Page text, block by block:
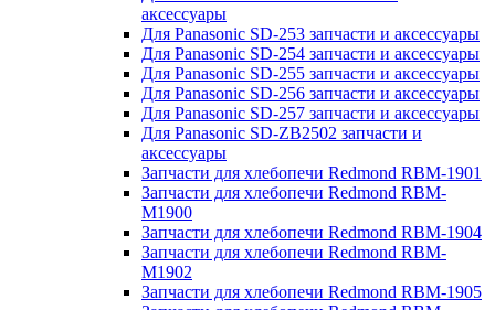
аксессуары
Для Panasonic SD-253 запчасти и аксессуары
Для Panasonic SD-254 запчасти и аксессуары
Для Panasonic SD-255 запчасти и аксессуары
Для Panasonic SD-256 запчасти и аксессуары
Для Panasonic SD-257 запчасти и аксессуары
Для Panasonic SD-ZB2502 запчасти и
аксессуары
Запчасти для хлебопечи Redmond RBM-1901
Запчасти для хлебопечи Redmond RBM-
M1900
Запчасти для хлебопечи Redmond RBM-1904
Запчасти для хлебопечи Redmond RBM-
M1902
Запчасти для хлебопечи Redmond RBM-1905